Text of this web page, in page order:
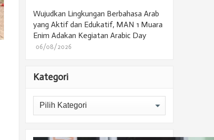
Wujudkan Lingkungan Berbahasa Arab
yang Aktif dan Edukatif, MAN 1 Muara
Enim Adakan Kegiatan Arabic Day
06/08/2026
Kategori
Kategori